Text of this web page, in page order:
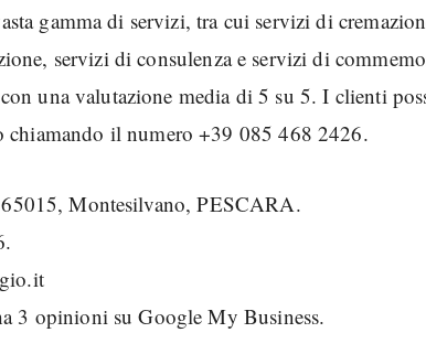
gamma di servizi, tra cui servizi di
servizi di consulenza e servizi di
una valutazione media di 5 su 5. I clienti
il numero +39 085 468 2426.
Montesilvano, PESCARA.
3 opinioni su Google My Business.